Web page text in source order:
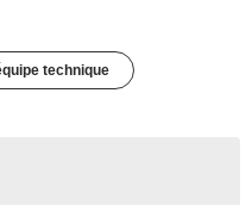
technique